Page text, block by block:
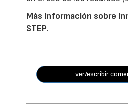
Más información sobre
STEP.
ver/escribir